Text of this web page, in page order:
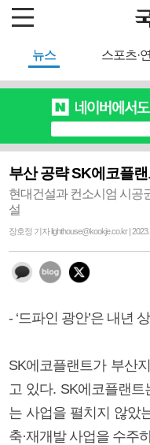
뉴스 스포츠·
부산 공략 SK에코플
현대건설과 컨소시엄 시공
설
장호정 기자 lighthouse@kookje.co.kr |
- ‘드파인 광안’은 내년
SK에코플랜트가 부산
고 있다. SK에코플랜
는 사업을 펼치지 않았
축·재개발 사업을 수주